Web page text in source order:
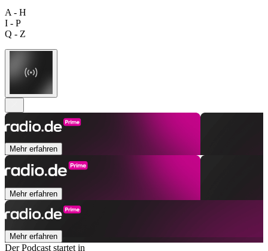
A - H
I - P
Q - Z
Mehr erfahren
Mehr erfahren
Mehr erfahren
Der Podcast startet in